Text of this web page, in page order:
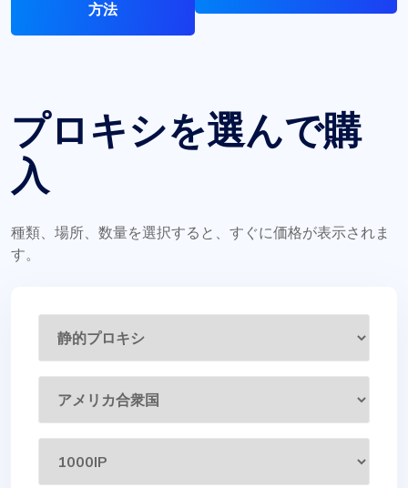
方法
プロキシを選んで購
入
種類、場所、数量を選択すると、すぐに価格が表示されま
す。